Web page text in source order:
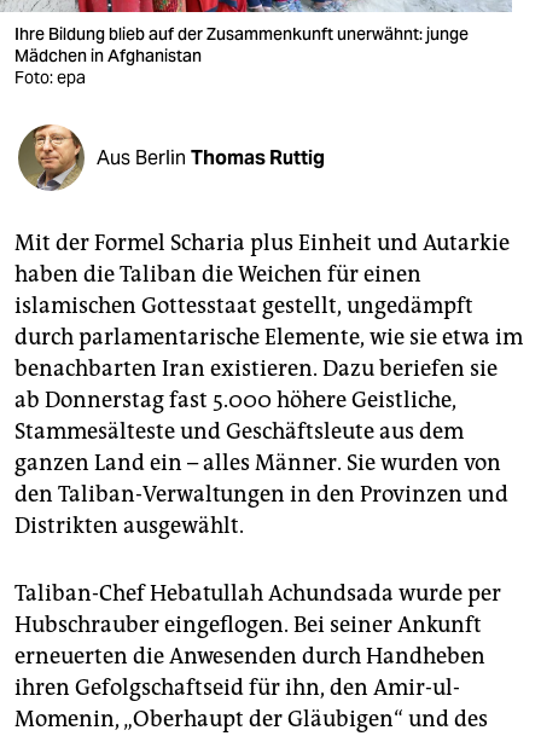
verlag
veranstaltungen
shop
fragen & hilfe
abo
genossenschaft
epaper login
Ihre Bildung blieb auf der Zusammenkunft unerwähnt: junge
Mädchen in Afghanistan
Foto: epa
Aus Berlin Thomas Ruttig
Mit der Formel Scharia plus Einheit und Autarkie
haben die Taliban die Weichen für einen
islamischen Gottesstaat gestellt, ungedämpft
durch parlamentarische Elemente, wie sie etwa im
benachbarten Iran existieren. Dazu beriefen sie
ab Donnerstag fast 5.000 höhere Geistliche,
Stammesälteste und Geschäftsleute aus dem
ganzen Land ein – alles Männer. Sie wurden von
den Taliban-Verwaltungen in den Provinzen und
Distrikten ausgewählt.
Taliban-Chef Hebatullah Achundsada wurde per
Hubschrauber eingeflogen. Bei seiner Ankunft
erneuerten die Anwesenden durch Handheben
ihren Gefolgschaftseid für ihn, den Amir-ul-
Momenin, „Oberhaupt der Gläubigen“ und des